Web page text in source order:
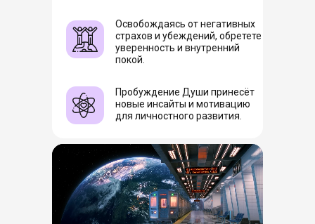
Освобождаясь от негативных
страхов и убеждений, обретете
уверенность и внутренний
покой.
Пробуждение Души принесёт
новые инсайты и мотивацию
для личностного развития.